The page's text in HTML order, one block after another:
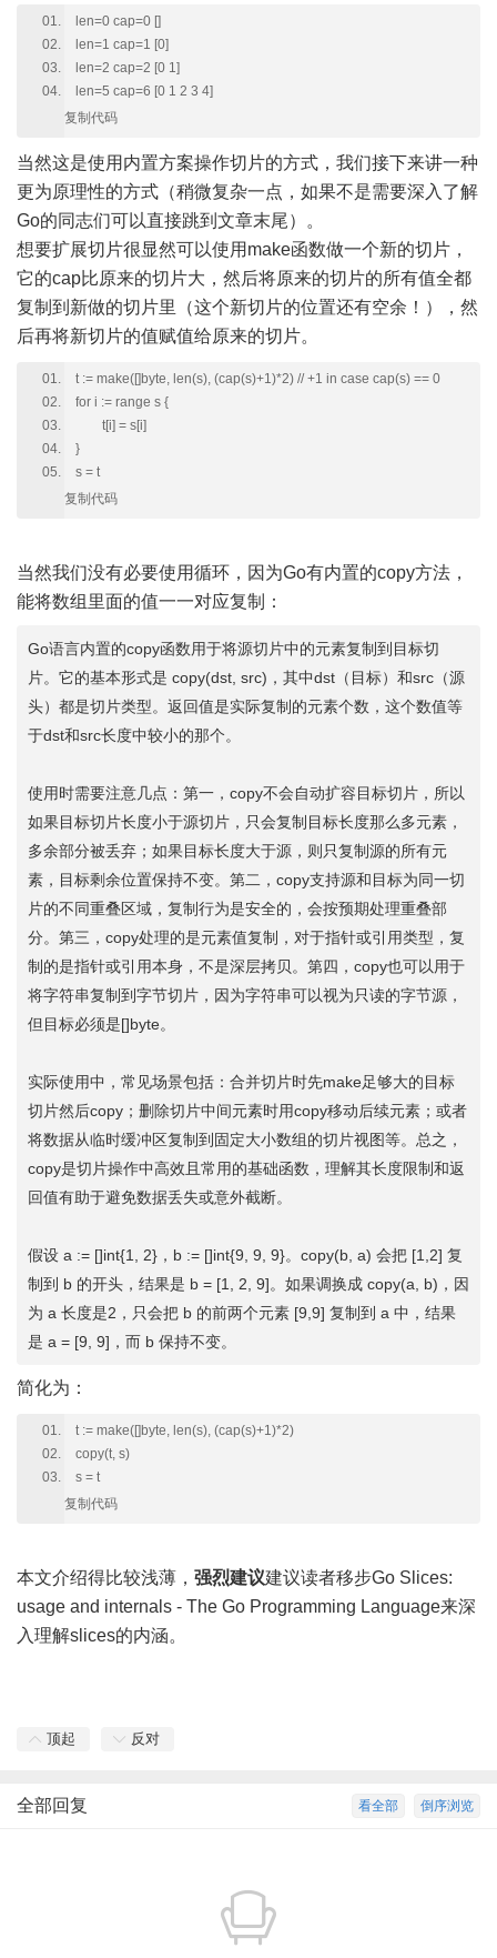
len=0 cap=0 []
len=1 cap=1 [0]
len=2 cap=2 [0 1]
len=5 cap=6 [0 1 2 3 4]
复制代码
当然这是使用内置方案操作切片的方式，我们接下来讲一种
更为原理性的方式（稍微复杂一点，如果不是需要深入了解
Go的同志们可以直接跳到文章末尾）。
想要扩展切片很显然可以使用make函数做一个新的切片，
它的cap比原来的切片大，然后将原来的切片的所有值全都
复制到新做的切片里（这个新切片的位置还有空余！），然
后再将新切片的值赋值给原来的切片。
t := make([]byte, len(s), (cap(s)+1)*2) // +1 in case cap(s) == 0
for i := range s {
t[i] = s[i]
}
s = t
复制代码
当然我们没有必要使用循环，因为Go有内置的copy方法，
能将数组里面的值一一对应复制：
Go语言内置的copy函数用于将源切片中的元素复制到目标切
片。它的基本形式是 copy(dst, src)，其中dst（目标）和src（源
头）都是切片类型。返回值是实际复制的元素个数，这个数值等
于dst和src长度中较小的那个。
使用时需要注意几点：第一，copy不会自动扩容目标切片，所以
如果目标切片长度小于源切片，只会复制目标长度那么多元素，
多余部分被丢弃；如果目标长度大于源，则只复制源的所有元
素，目标剩余位置保持不变。第二，copy支持源和目标为同一切
片的不同重叠区域，复制行为是安全的，会按预期处理重叠部
分。第三，copy处理的是元素值复制，对于指针或引用类型，复
制的是指针或引用本身，不是深层拷贝。第四，copy也可以用于
将字符串复制到字节切片，因为字符串可以视为只读的字节源，
但目标必须是[]byte。
实际使用中，常见场景包括：合并切片时先make足够大的目标
切片然后copy；删除切片中间元素时用copy移动后续元素；或者
将数据从临时缓冲区复制到固定大小数组的切片视图等。总之，
copy是切片操作中高效且常用的基础函数，理解其长度限制和返
回值有助于避免数据丢失或意外截断。
假设 a := []int{1, 2}，b := []int{9, 9, 9}。copy(b, a) 会把 [1,2] 复
制到 b 的开头，结果是 b = [1, 2, 9]。如果调换成 copy(a, b)，因
为 a 长度是2，只会把 b 的前两个元素 [9,9] 复制到 a 中，结果
是 a = [9, 9]，而 b 保持不变。
简化为：
t := make([]byte, len(s), (cap(s)+1)*2)
copy(t, s)
s = t
复制代码
本文介绍得比较浅薄， 强烈建议建议读者移步Go Slices:
usage and internals - The Go Programming Language来深
入理解slices的内涵。
顶起 反对
倒序浏览
看全部
全部回复